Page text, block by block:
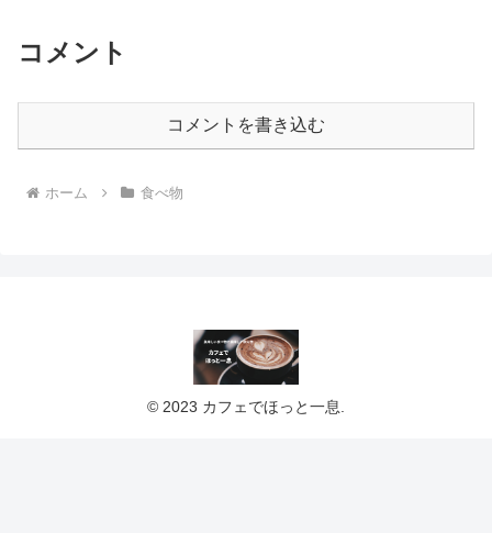
コメント
コメントを書き込む
ホーム 食べ物
© 2023 カフェでほっと一息.